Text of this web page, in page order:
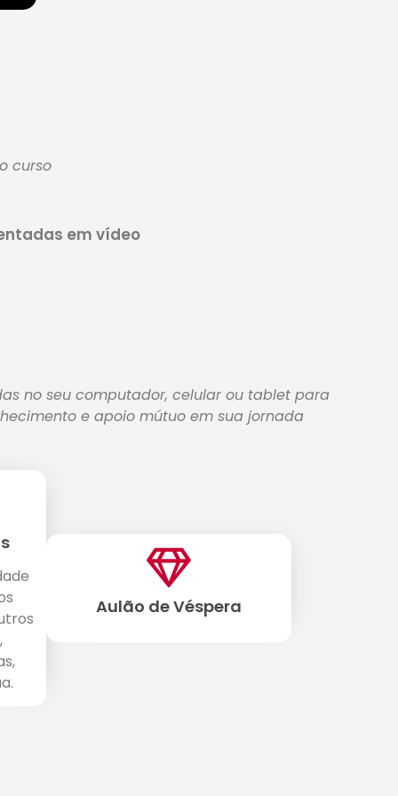
curso
em vídeo
no seu computador, celular ou tablet para
e apoio mútuo em sua jornada
Aulão de Véspera